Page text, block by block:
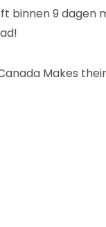
binnen 9 dagen
Makes